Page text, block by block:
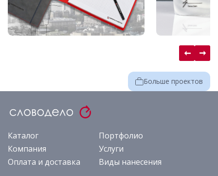
Больше проектов
Каталог
Портфолио
Компания
Услуги
Оплата и доставка
Виды нанесения